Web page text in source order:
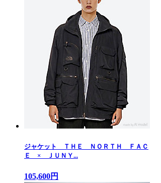
ジャケット ＴＨＥ ＮＯＲＴＨ ＦＡＣ
Ｅ × ＪＵＮＹ...
105,600円